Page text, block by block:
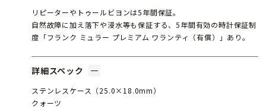
リピーターやトゥールビヨンは5年間保証。
自然故障に加え落下や浸水等も保証する、5年間有効の時計保証制
度「フランク ミュラー プレミアム ワランティ（有償）」あり。
詳細スペック
ステンレスケース（25.0×18.0mm）
クォーツ